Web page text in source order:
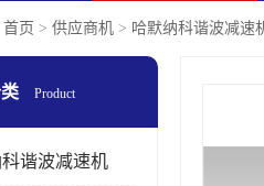
首页 > 供应商机 > 哈默纳科谐波减速
Product
谐波减速机